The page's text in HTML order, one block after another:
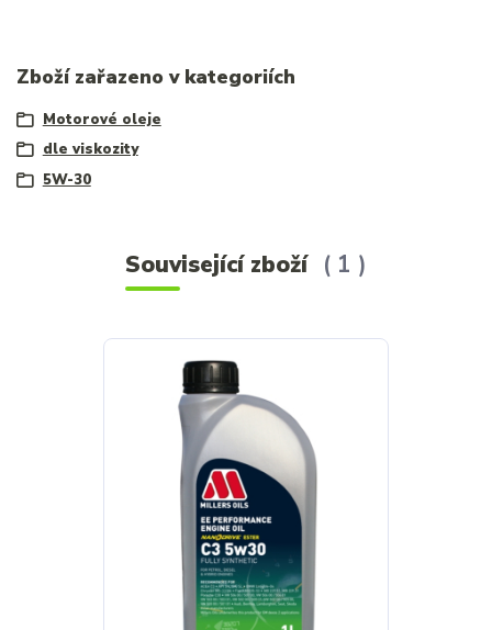
Zboží zařazeno v kategoriích
Motorové oleje
dle viskozity
5W-30
Související zboží 1